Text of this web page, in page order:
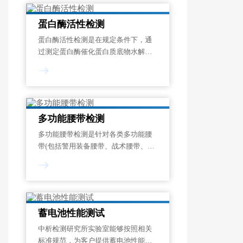
化配方设计并满足法规要求，广泛应
用于化工、涂料、
蛋白酶活性检测
蛋白酶活性检测是在规定条件下，通
过测定蛋白酶催化蛋白质底物水解生
能力的标准化测试过程。酶活力单位
pH条件下，1分钟内水解蛋白质底物
释放1μmol显色呈
多功能腰带检测
多功能腰带检测是针对各类多功能腰
带(包括警用装备腰带、战术腰带、工
性能、化学安全性、环境适应性和使
程。其目的在于验证腰带是否符合国
家强制性
蓄电池性能测试
中析检测研究所实验室能够按照相关
标准规范，为客户提供蓄电池性能测